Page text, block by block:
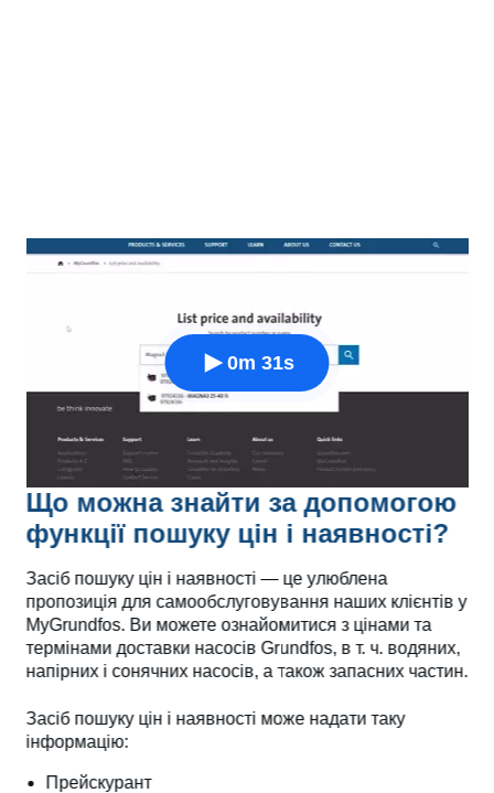
Що можна знайти за допомогою
функції пошуку цін і наявності?
Засіб пошуку цін і наявності — це улюблена
пропозиція для самообслуговування наших клієнтів у
MyGrundfos. Ви можете ознайомитися з цінами та
термінами доставки насосів Grundfos, в т. ч. водяних,
напірних і сонячних насосів, а також запасних частин.
Засіб пошуку цін і наявності може надати таку
інформацію:
Прейскурант
0m 31s